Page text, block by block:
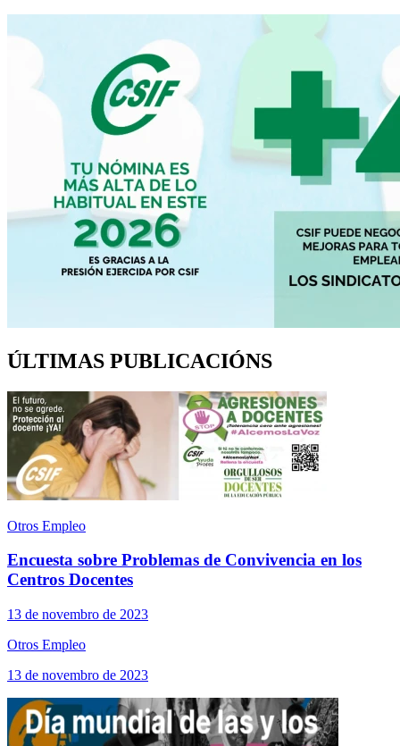
ÚLTIMAS PUBLICACIÓNS
Otros Empleo
Encuesta sobre Problemas de Convivencia en los
Centros Docentes
13 de novembro de 2023
Otros Empleo
13 de novembro de 2023